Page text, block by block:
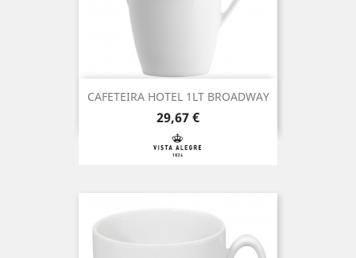
CAFETEIRA HOTEL 1LT BROADWAY
Preço
29,67 €